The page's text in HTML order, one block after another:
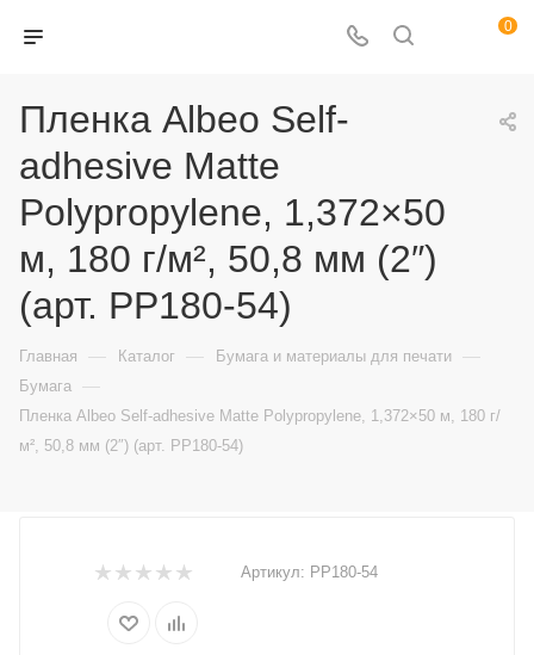
0
Пленка Albeo Self-
adhesive Matte
Polypropylene, 1,372×50
м, 180 г/м², 50,8 мм (2″)
(арт. PP180-54)
Главная — Каталог — Бумага и материалы для печати —
Бумага —
Пленка Albeo Self-adhesive Matte Polypropylene, 1,372×50 м, 180 г/
м², 50,8 мм (2″) (арт. PP180-54)
Артикул: PP180-54